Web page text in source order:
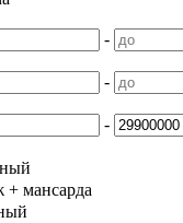
-
-
-
мансарда